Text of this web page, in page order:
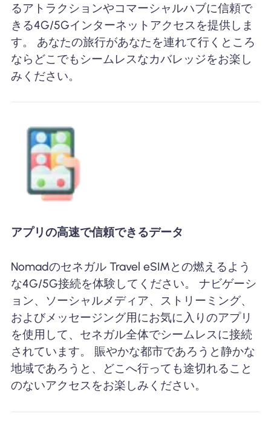
るアトラクションやコマーシャルハブに信頼で
きる4G/5Gインターネットアクセスを提供しま
す。 あなたの旅行があなたを連れて行くところ
ならどこでもシームレスなカバレッジをお楽し
みください。
アプリの高速で信頼できるデータ
Nomadのセネガル Travel eSIMとの燃えるよう
な4G/5G接続を体験してください。 ナビゲーシ
ョン、ソーシャルメディア、ストリーミング、
およびメッセージング用にお気に入りのアプリ
を使用して、セネガル全体でシームレスに接続
されています。 賑やかな都市であろうと静かな
地域であろうと、どこへ行っても途切れること
のないアクセスをお楽しみください。